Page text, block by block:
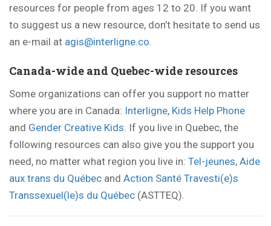
resources for people from ages 12 to 20. If you want
to suggest us a new resource, don’t hesitate to send us
an e-mail at agis@interligne.co.
Canada-wide and Quebec-wide resources
Some organizations can offer you support no matter
where you are in Canada: Interligne, Kids Help Phone
and Gender Creative Kids. If you live in Quebec, the
following resources can also give you the support you
need, no matter what region you live in: Tel-jeunes, Aide
aux trans du Québec and Action Santé Travesti(e)s
Transsexuel(le)s du Québec (ASTTEQ).